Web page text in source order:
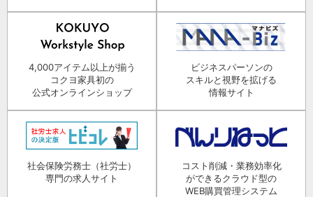
4,000アイテム以上が揃う
コクヨ家具初の
公式オンラインショップ
ビジネスパーソンの
スキルと視野を拡げる
情報サイト
社会保険労務士（社労士）
専門の求人サイト
コスト削減・業務効率化
ができるクラウド型の
WEB購買管理システム